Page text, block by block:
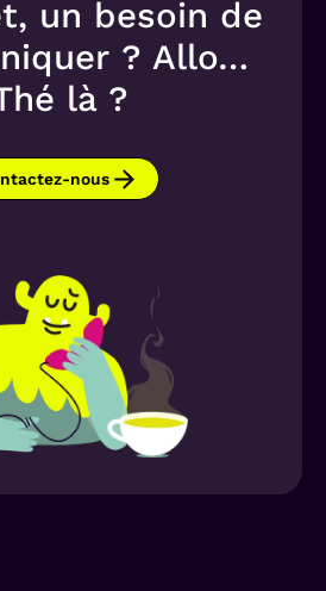
un besoin de
? Allo…
là ?
nous